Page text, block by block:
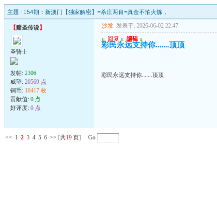
主题 : 154期：新澳门【独家解密】=杀庄两肖=真金不怕火炼，
【赌圣传说】
圣骑士
发帖: 2306
威望: 20569 点
铜币: 10417 枚
贡献值: 0 点
好评度: 0 点
沙发 发表于: 2026-06-02 22:47
u 回复 u 编辑 u
彩民永远支持你.......顶顶
彩民永远支持你.......顶顶
<< 1 2 3 4 5 6 >> [共19 页] Go